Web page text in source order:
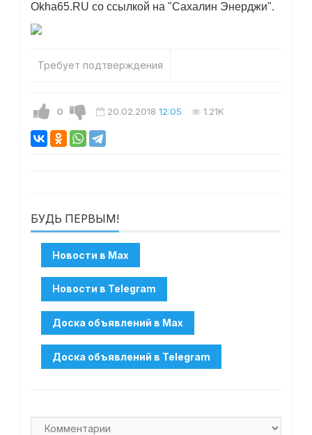
Okha65.RU со ссылкой на "Сахалин Энерджи".
Требует подтверждения
0 20.02.2018 12:05 1.21K
БУДЬ ПЕРВЫМ!